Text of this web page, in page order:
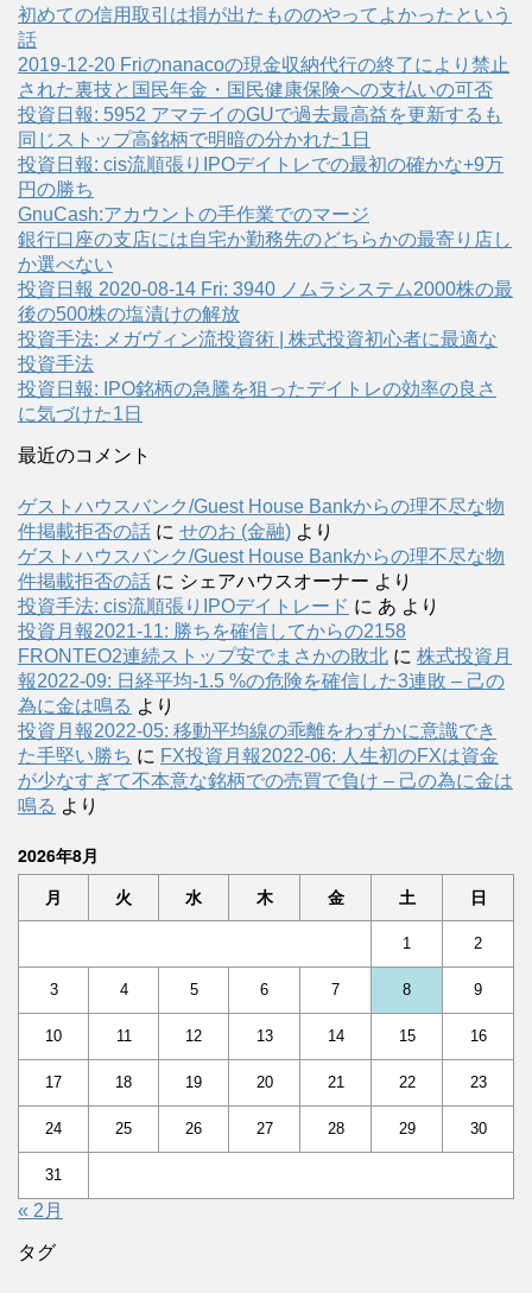
初めての信用取引は損が出たもののやってよかったという
話
2019-12-20 Friのnanacoの現金収納代行の終了により禁止
された裏技と国民年金・国民健康保険への支払いの可否
投資日報: 5952 アマテイのGUで過去最高益を更新するも
同じストップ高銘柄で明暗の分かれた1日
投資日報: cis流順張りIPOデイトレでの最初の確かな+9万
円の勝ち
GnuCash:アカウントの手作業でのマージ
銀行口座の支店には自宅か勤務先のどちらかの最寄り店し
か選べない
投資日報 2020-08-14 Fri: 3940 ノムラシステム2000株の最
後の500株の塩漬けの解放
投資手法: メガヴィン流投資術 | 株式投資初心者に最適な
投資手法
投資日報: IPO銘柄の急騰を狙ったデイトレの効率の良さ
に気づけた1日
最近のコメント
ゲストハウスバンク/Guest House Bankからの理不尽な物
件掲載拒否の話 に せのお (金融) より
ゲストハウスバンク/Guest House Bankからの理不尽な物
件掲載拒否の話 に シェアハウスオーナー より
投資手法: cis流順張りIPOデイトレード に あ より
投資月報2021-11: 勝ちを確信してからの2158
FRONTEO2連続ストップ安でまさかの敗北 に 株式投資月
報2022-09: 日経平均-1.5 %の危険を確信した3連敗 – 己の
為に金は鳴る より
投資月報2022-05: 移動平均線の乖離をわずかに意識でき
た手堅い勝ち に FX投資月報2022-06: 人生初のFXは資金
が少なすぎて不本意な銘柄での売買で負け – 己の為に金は
鳴る より
2026年8月
月 火 水 木 金 土 日
1 2
3 4 5 6 7 8 9
10 11 12 13 14 15 16
17 18 19 20 21 22 23
24 25 26 27 28 29 30
31
« 2月
タグ